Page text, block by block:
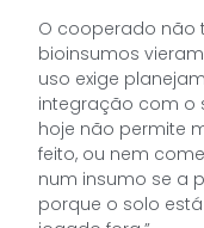
O cooperado não
bioinsumos
uso exige
integração com o
hoje não permite
feito, ou nem
num insumo se a
porque o solo